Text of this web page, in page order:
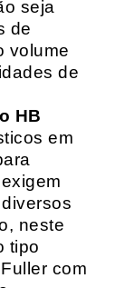
seja
de
volume
de
HB
em
neste
tipo
com